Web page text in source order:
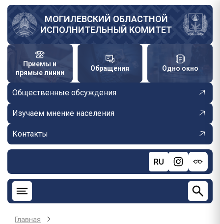
Перейти
основному
содержанию
МОГИЛЕВСКИЙ ОБЛАСТНОЙ
ИСПОЛНИТЕЛЬНЫЙ КОМИТЕТ
Приемы и
прямые линии
Обращения Одно окно
Общественные обсуждения
Изучаем мнение населения
Контакты
RU
Главная